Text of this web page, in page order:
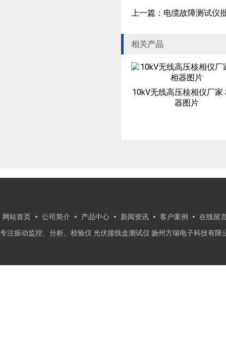
上一篇： 电缆故障测试仪
相关产品
10kV无线高压核相仪厂家
器图片
网站首页 公司简介 产品中心 新闻资讯 客户案例
在线留
专注振动监控、分析、校验仪 光伏接线盒测试仪 扬州方瑞电子科技有限